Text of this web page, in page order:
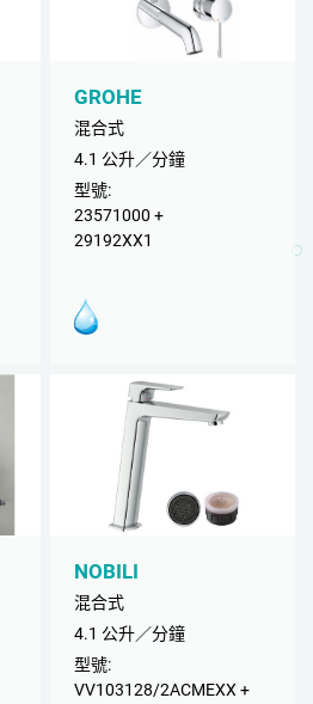
GROHE
混合式
4.1 公升／分鐘
型號:
23571000 +
29192XX1
NOBILI
混合式
4.1 公升／分鐘
型號:
VV103128/2ACMEXX +